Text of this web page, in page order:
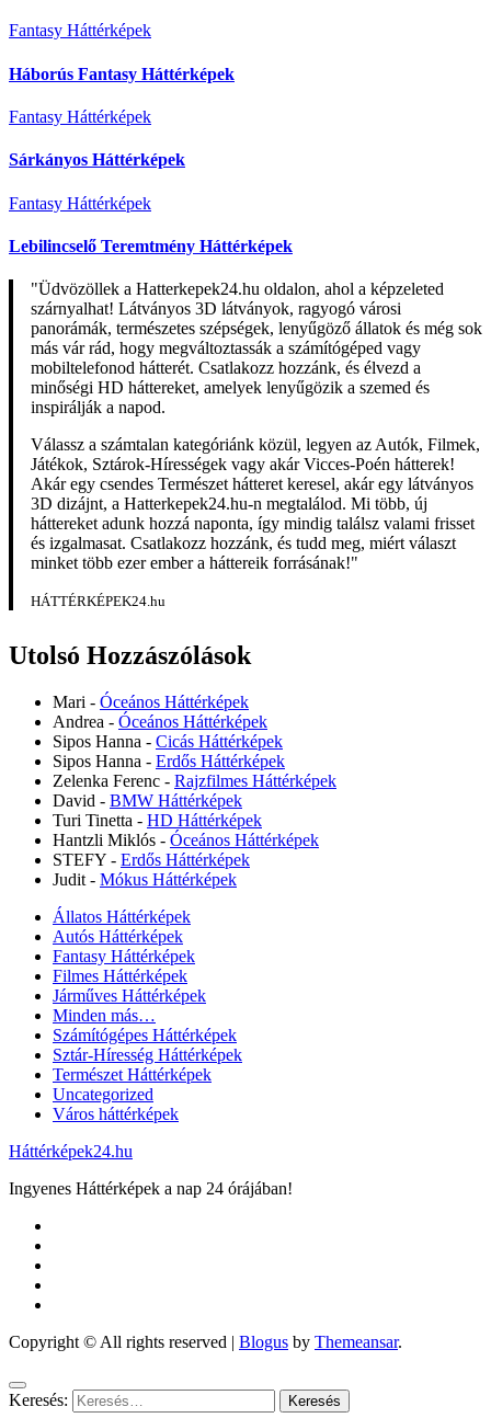
Fantasy Háttérképek
Háborús Fantasy Háttérképek
Fantasy Háttérképek
Sárkányos Háttérképek
Fantasy Háttérképek
Lebilincselő Teremtmény Háttérképek
"Üdvözöllek a Hatterkepek24.hu oldalon, ahol a képzeleted
szárnyalhat! Látványos 3D látványok, ragyogó városi
panorámák, természetes szépségek, lenyűgöző állatok és még sok
más vár rád, hogy megváltoztassák a számítógéped vagy
mobiltelefonod hátterét. Csatlakozz hozzánk, és élvezd a
minőségi HD háttereket, amelyek lenyűgözik a szemed és
inspirálják a napod.
Válassz a számtalan kategóriánk közül, legyen az Autók, Filmek,
Játékok, Sztárok-Hírességek vagy akár Vicces-Poén hátterek!
Akár egy csendes Természet hátteret keresel, akár egy látványos
3D dizájnt, a Hatterkepek24.hu-n megtalálod. Mi több, új
háttereket adunk hozzá naponta, így mindig találsz valami frisset
és izgalmasat. Csatlakozz hozzánk, és tudd meg, miért választ
minket több ezer ember a háttereik forrásának!"
HÁTTÉRKÉPEK24.hu
Utolsó Hozzászólások
Mari - Óceános Háttérképek
Andrea - Óceános Háttérképek
Sipos Hanna - Cicás Háttérképek
Sipos Hanna - Erdős Háttérképek
Zelenka Ferenc - Rajzfilmes Háttérképek
David - BMW Háttérképek
Turi Tinetta - HD Háttérképek
Hantzli Miklós - Óceános Háttérképek
STEFY - Erdős Háttérképek
Judit - Mókus Háttérképek
Állatos Háttérképek
Autós Háttérképek
Fantasy Háttérképek
Filmes Háttérképek
Járműves Háttérképek
Minden más…
Számítógépes Háttérképek
Sztár-Híresség Háttérképek
Természet Háttérképek
Uncategorized
Város háttérképek
Háttérképek24.hu
Ingyenes Háttérképek a nap 24 órájában!
Copyright © All rights reserved | Blogus by Themeansar.
Keresés: